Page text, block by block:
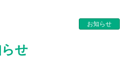
お知らせ
せ